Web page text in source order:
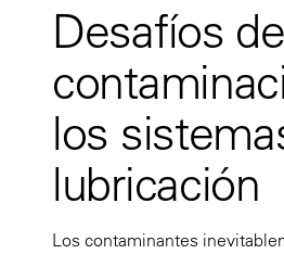
Desafíos de
los
lubricación
Los contaminantes